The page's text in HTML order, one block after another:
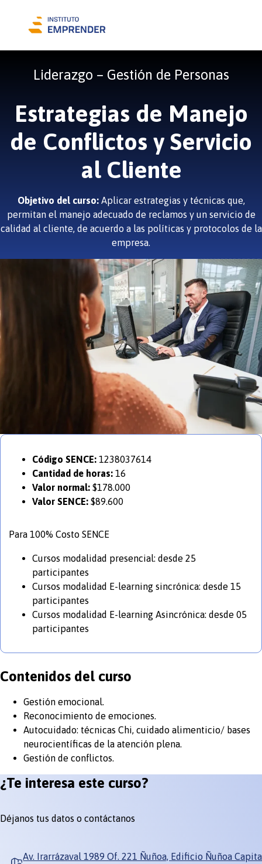
Liderazgo – Gestión de Personas
Estrategias de Manejo
de Conflictos y Servicio
al Cliente
Objetivo del curso:Aplicar estrategias y técnicas que,
permitan el manejo adecuado de reclamos y un servicio de
calidad al cliente, de acuerdo a las políticas y protocolos de la
empresa.
Código SENCE:1238037614
Cantidad de horas:16
Valor normal:$178.000
Valor SENCE:$89.600
Para 100% Costo SENCE
Cursos modalidad presencial: desde 25
participantes
Cursos modalidad E-learning sincrónica: desde 15
participantes
Cursos modalidad E-learning Asincrónica: desde 05
participantes
Contenidos del curso
Gestión emocional.
Reconocimiento de emociones.
Autocuidado: técnicas Chi, cuidado alimenticio/ bases
neurocientíficas de la atención plena.
Gestión de conflictos.
¿Te interesa este curso?
Déjanos tus datos o contáctanos
Av. Irarrázaval 1989 Of. 221 Ñuñoa, Edificio Ñuñoa